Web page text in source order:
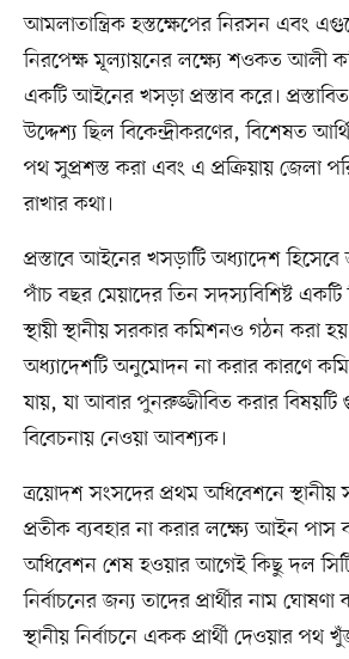
আমলাতান্ত্রিক হস্তক্ষেপের নিরসন এবং
নিরপেক্ষ মূল্যায়নের লক্ষ্যে শওকত আলী
একটি আইনের খসড়া প্রস্তাব করে।
উদ্দেশ্য ছিল বিকেন্দ্রীকরণের, বিশেষত
পথ সুপ্রশস্ত করা এবং এ প্রক্রিয়ায় জেলা
রাখার কথা।
প্রস্তাবে আইনের খসড়াটি অধ্যাদেশ
পাঁচ বছর মেয়াদের তিন সদস্যবিশিষ্ট একটি
স্থায়ী স্থানীয় সরকার কমিশনও গঠন করা
অধ্যাদেশটি অনুমোদন না করার কারণে
যায়, যা আবার পুনরুজ্জীবিত করার বিষয়টি
বিবেচনায় নেওয়া আবশ্যক।
ত্রয়োদশ সংসদের প্রথম অধিবেশনে স্থানীয়
প্রতীক ব্যবহার না করার লক্ষ্যে আইন পাস
অধিবেশন শেষ হওয়ার আগেই কিছু দল
নির্বাচনের জন্য তাদের প্রার্থীর নাম
স্থানীয় নির্বাচনে একক প্রার্থী দেওয়ার পথ